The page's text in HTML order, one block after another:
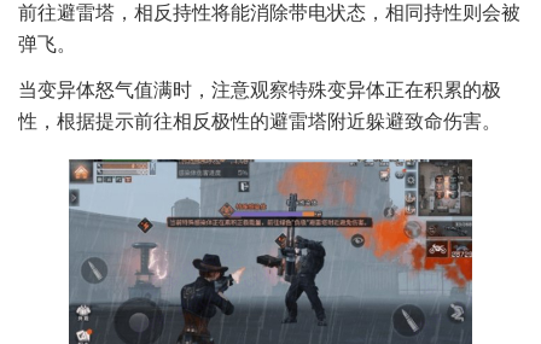
前往避雷塔，相反持性将能消除带电状态，相同持性则会被
弹飞。
当变异体怒气值满时，注意观察特殊变异体正在积累的极
性，根据提示前往相反极性的避雷塔附近躲避致命伤害。